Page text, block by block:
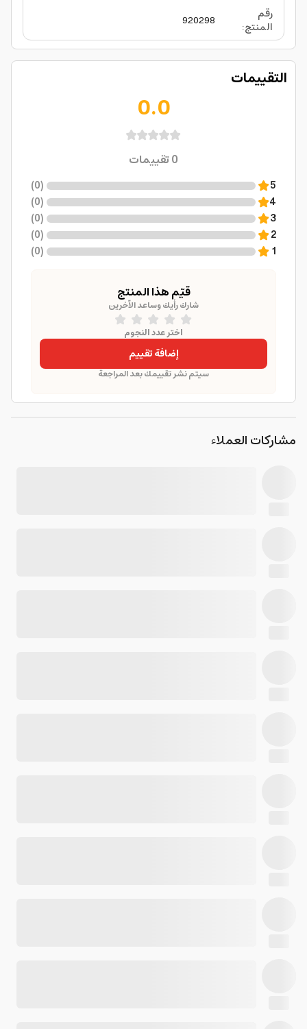
رقم
المنتج:
920298
التقييمات
0.0
0تقييمات
5
(
0
)
4
(
0
)
3
(
0
)
2
(
0
)
1
(
0
)
قيّم هذا المنتج
شارك رأيك وساعد الآخرين
اختر عدد النجوم
إضافة تقييم
سيتم نشر تقييمك بعد المراجعة
مشاركات العملاء